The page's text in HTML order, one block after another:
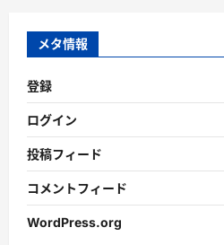
ブ
メタ情報
登録
ログイン
投稿フィード
コメントフィード
WordPress.org